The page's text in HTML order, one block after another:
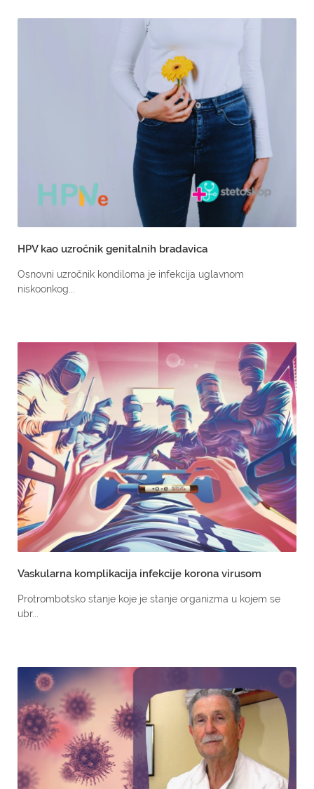
HPV kao uzročnik genitalnih bradavica
Osnovni uzročnik kondiloma je infekcija uglavnom
niskoonkog...
Vaskularna komplikacija infekcije korona virusom
Protrombotsko stanje koje je stanje organizma u kojem se
ubr...